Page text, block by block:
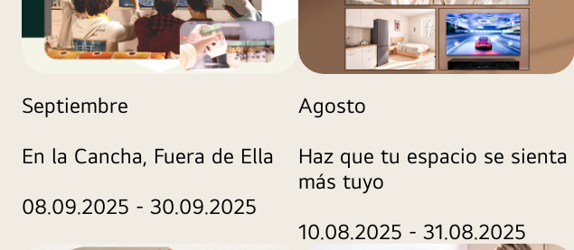
Septiembre
En la Cancha, Fuera de Ella
08.09.2025 - 30.09.2025
Agosto
Haz que tu espacio se sienta
más tuyo
10.08.2025 - 31.08.2025